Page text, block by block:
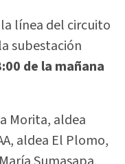
línea del circuito
subestación
de la mañana
Morita, aldea
aldea El Plomo,